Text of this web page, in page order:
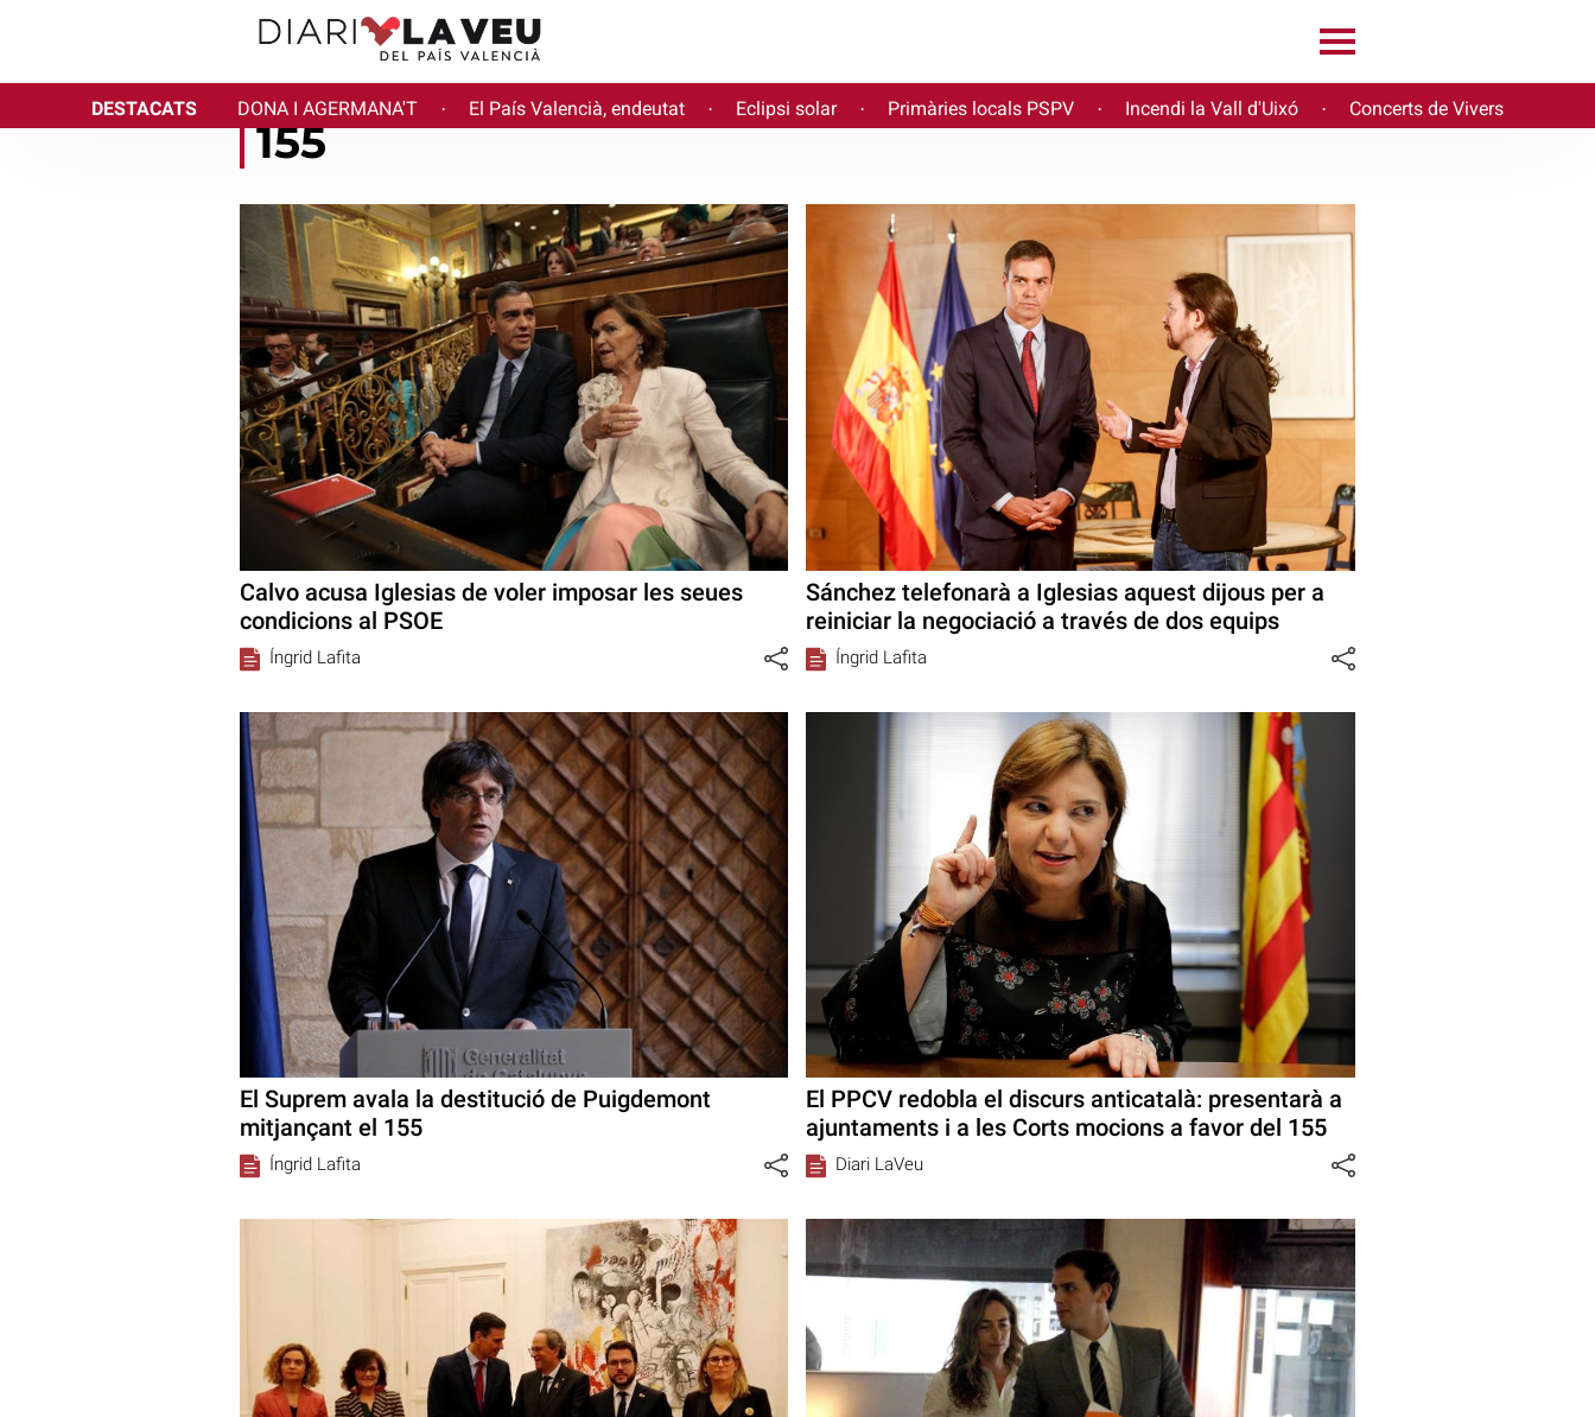
DESTACATS DONA I AGERMANA'T · El País Valencià, endeutat · Eclipsi solar · Primàries locals PSPV · Incendi la Vall d'Uixó · Concerts de Vivers
155
Calvo acusa Iglesias de voler imposar les seues
condicions al PSOE
Íngrid Lafita
Sánchez telefonarà a Iglesias aquest dijous per a
reiniciar la negociació a través de dos equips
Íngrid Lafita
El Suprem avala la destitució de Puigdemont
mitjançant el 155
Íngrid Lafita
El PPCV redobla el discurs anticatalà: presentarà a
ajuntaments i a les Corts mocions a favor del 155
Diari LaVeu